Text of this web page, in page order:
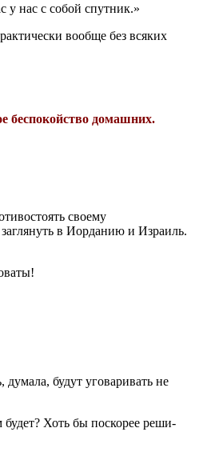
нас с со­бой спутник.»
вообще без всяких
беспокой­ство домашних.
своему
в Иорданию и Израиль.
будут уговаривать не
будет? Хоть бы поскорее реши­